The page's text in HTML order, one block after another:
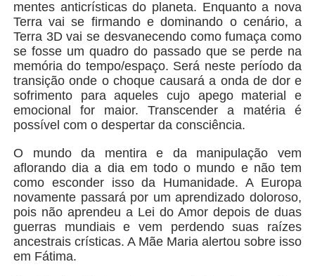
mentes anticrísticas do planeta. Enquanto a nova
Terra vai se firmando e dominando o cenário, a
Terra 3D vai se desvanecendo como fumaça como
se fosse um quadro do passado que se perde na
memória do tempo/espaço. Será neste período da
transição onde o choque causará a onda de dor e
sofrimento para aqueles cujo apego material e
emocional for maior. Transcender a matéria é
possível com o despertar da consciência.
O mundo da mentira e da manipulação vem
aflorando dia a dia em todo o mundo e não tem
como esconder isso da Humanidade. A Europa
novamente passará por um aprendizado doloroso,
pois não aprendeu a Lei do Amor depois de duas
guerras mundiais e vem perdendo suas raízes
ancestrais crísticas. A Mãe Maria alertou sobre isso
em Fátima.